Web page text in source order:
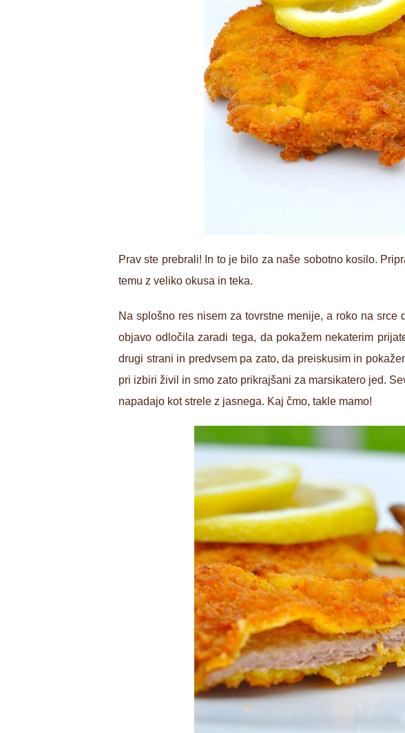
Prav ste prebrali! In to je bilo za naše sobotno kosilo.
temu z veliko okusa in teka.
Na splošno res nisem za tovrstne menije, a roko na
objavo odločila zaradi tega, da pokažem nekaterim
drugi strani in predvsem pa zato, da preiskusim in
pri izbiri živil in smo zato prikrajšani za marsikatero jed.
napadajo kot strele z jasnega. Kaj čmo, takle mamo!